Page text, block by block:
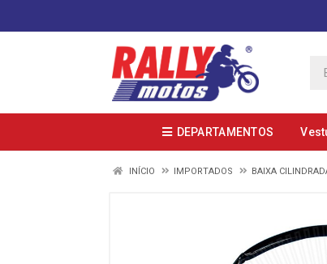
DEPARTAMENTOS
INÍCIO IMPORTADOS BAIXA